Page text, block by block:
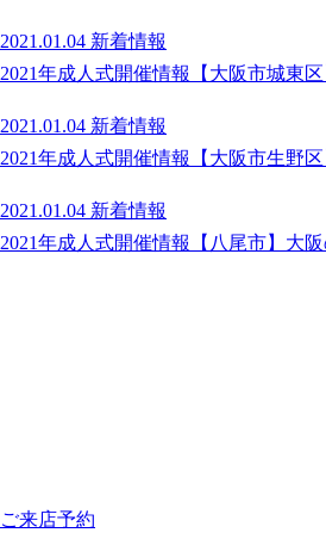
2021.01.04 新着情報
2021年成人式開催情報【大阪市城東
2021.01.04 新着情報
2021年成人式開催情報【大阪市生野
2021.01.04 新着情報
2021年成人式開催情報【八尾市】大
ご来店予約